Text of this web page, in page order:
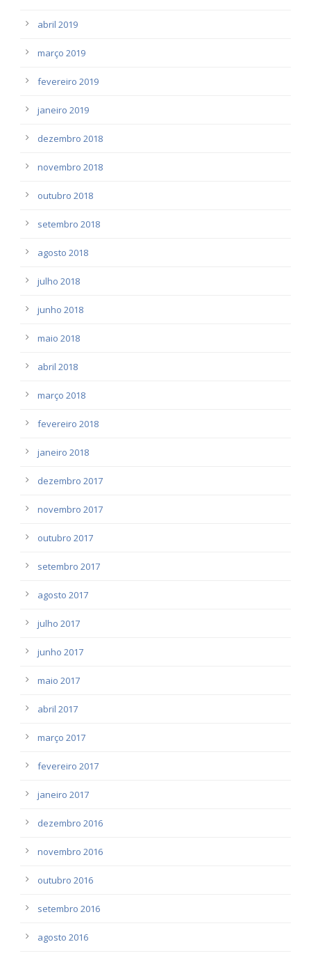
abril 2019
março 2019
fevereiro 2019
janeiro 2019
dezembro 2018
novembro 2018
outubro 2018
setembro 2018
agosto 2018
julho 2018
junho 2018
maio 2018
abril 2018
março 2018
fevereiro 2018
janeiro 2018
dezembro 2017
novembro 2017
outubro 2017
setembro 2017
agosto 2017
julho 2017
junho 2017
maio 2017
abril 2017
março 2017
fevereiro 2017
janeiro 2017
dezembro 2016
novembro 2016
outubro 2016
setembro 2016
agosto 2016